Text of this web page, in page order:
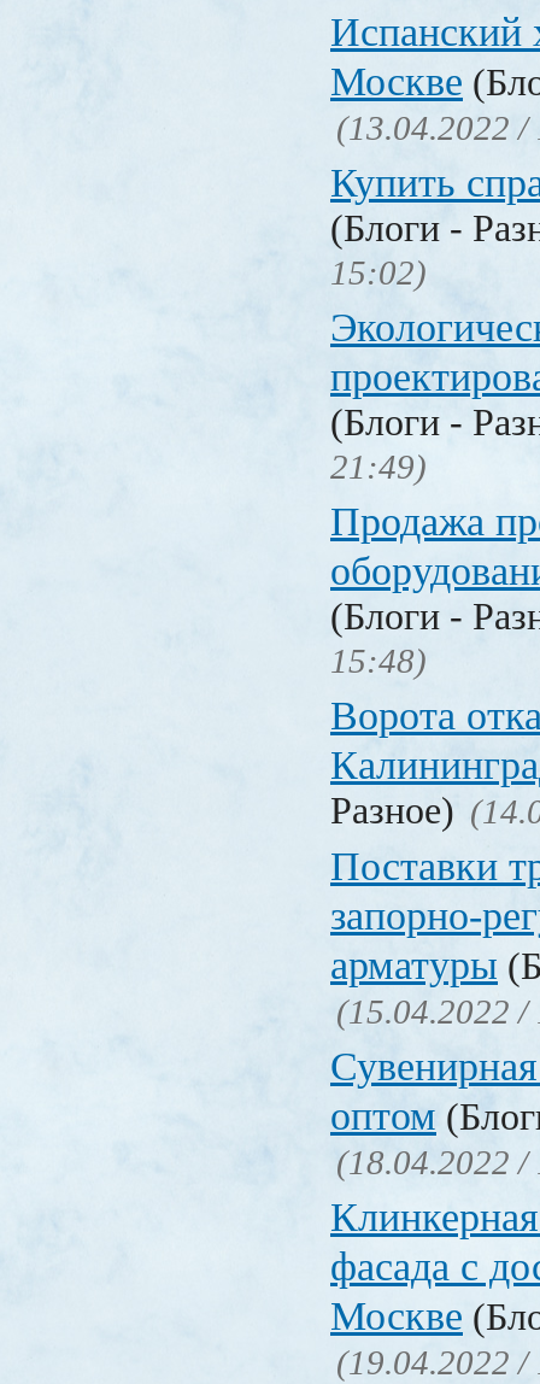
Испанский
Москве
(13.04.2022 /
Купить
(Блоги -
15:02)
(Блоги -
21:49)
Продажа
(Блоги -
15:48)
Ворота
Разное)
Поставки
запорно-
арматуры
(15.04.2022 /
оптом
(18.04.2022 /
фасада с
Москве
(19.04.2022 /